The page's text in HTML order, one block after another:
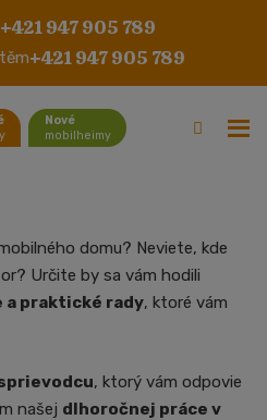
+421 947 905 789
+421 947 905 789
Nové
mobilheimy
mobilných
domu? Neviete, kde
Určite by sa vám hodili
praktické rady, ktoré vám
, ktorý vám odpovie
našej dlhoročnej práce v